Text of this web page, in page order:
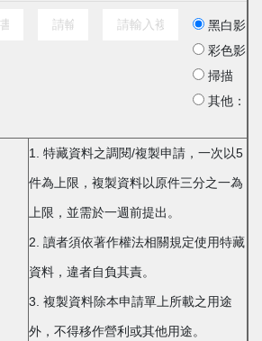
黑白影印
彩色影印
掃描
其他：
1. 特藏資料之調閱/複製申請，一次以5
件為上限，複製資料以原件三分之一為
上限，並需於一週前提出。
2. 讀者須依著作權法相關規定使用特藏
資料，違者自負其責。
3. 複製資料除本申請單上所載之用途
外，不得移作營利或其他用途。